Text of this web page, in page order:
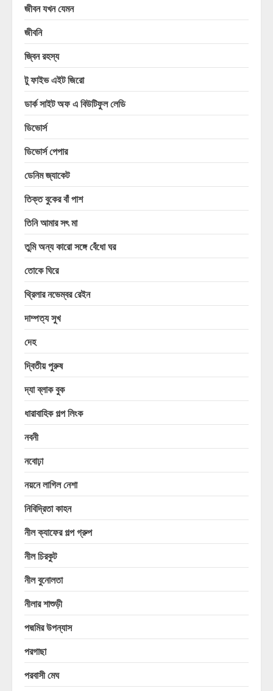
জীবন যখন যেমন
জীবনি
জ্বিন রহস্য
টু ফাইভ এইট জিরো
ডার্ক সাইট অফ এ বিউটিফুল লেডি
ডিভোর্স
ডিভোর্স পেপার
ডেনিম জ্যাকেট
তিক্ত বুকের বাঁ পাশ
তিনি আমার সৎ মা
তুমি অন্য কারো সঙ্গে বেঁধো ঘর
তোকে ঘিরে
থ্রিলার নভেম্বর রেইন
দাম্পত্য সুখ
দেহ
দ্বিতীয় পুরুষ
দ্যা ব্লাক বুক
ধারাবাহিক গল্প লিংক
নবনী
নবোঢ়া
নয়নে লাগিল নেশা
নিবিদ্রিতা কাহন
নীল ক্যাফের গল্প গ্রুপ
নীল চিরকুট
নীল বুনোলতা
নীলার শাশুড়ী
পদ্মমির উপন্যাস
পরগাছা
পরবাসী মেঘ